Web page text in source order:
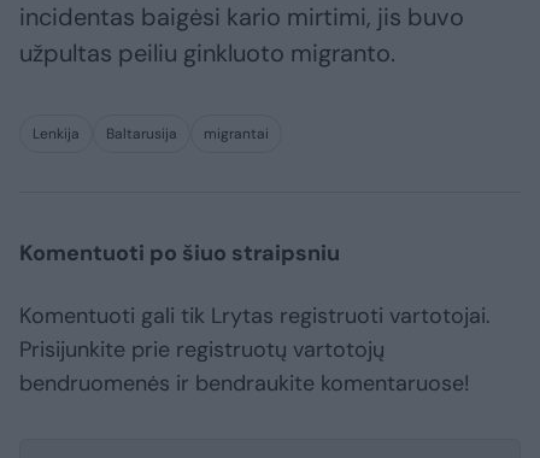
incidentas baigėsi kario mirtimi, jis buvo
užpultas peiliu ginkluoto migranto.
Lenkija Baltarusija migrantai
Komentuoti po šiuo straipsniu
Komentuoti gali tik Lrytas registruoti vartotojai.
Prisijunkite prie registruotų vartotojų
bendruomenės ir bendraukite komentaruose!